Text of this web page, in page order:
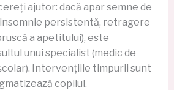
ajutor: dacă apar semne de
persistentă, retragere
a apetitului), este
unui specialist (medic de
Intervențiile timpurii sunt
copilul.